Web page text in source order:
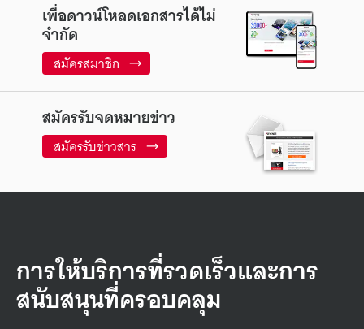
เพื่อดาวน์โหลดเอกสารได้ไม่
จำกัด
สมัครสมาชิก
สมัครรับจดหมายข่าว
สมัครรับข่าวสาร
การให้บริการที่รวดเร็วและการ
สนับสนุนที่ครอบคลุม